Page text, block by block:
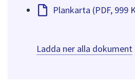
Plankarta (PDF, 999
Ladda ner alla dokument